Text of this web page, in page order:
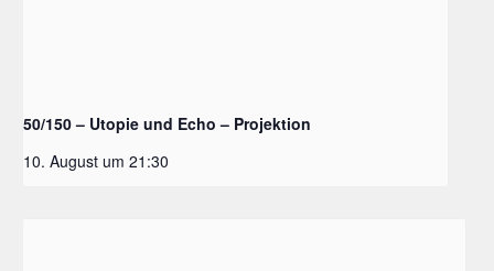
50/150 – Utopie und Echo – Projektion
10. August um 21:30